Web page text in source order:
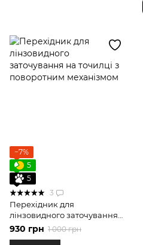
−7%
5
5
3
Перехідник для
лінзовидного заточування
на точилці з поворотним
механізмом
930 грн 1 000 грн